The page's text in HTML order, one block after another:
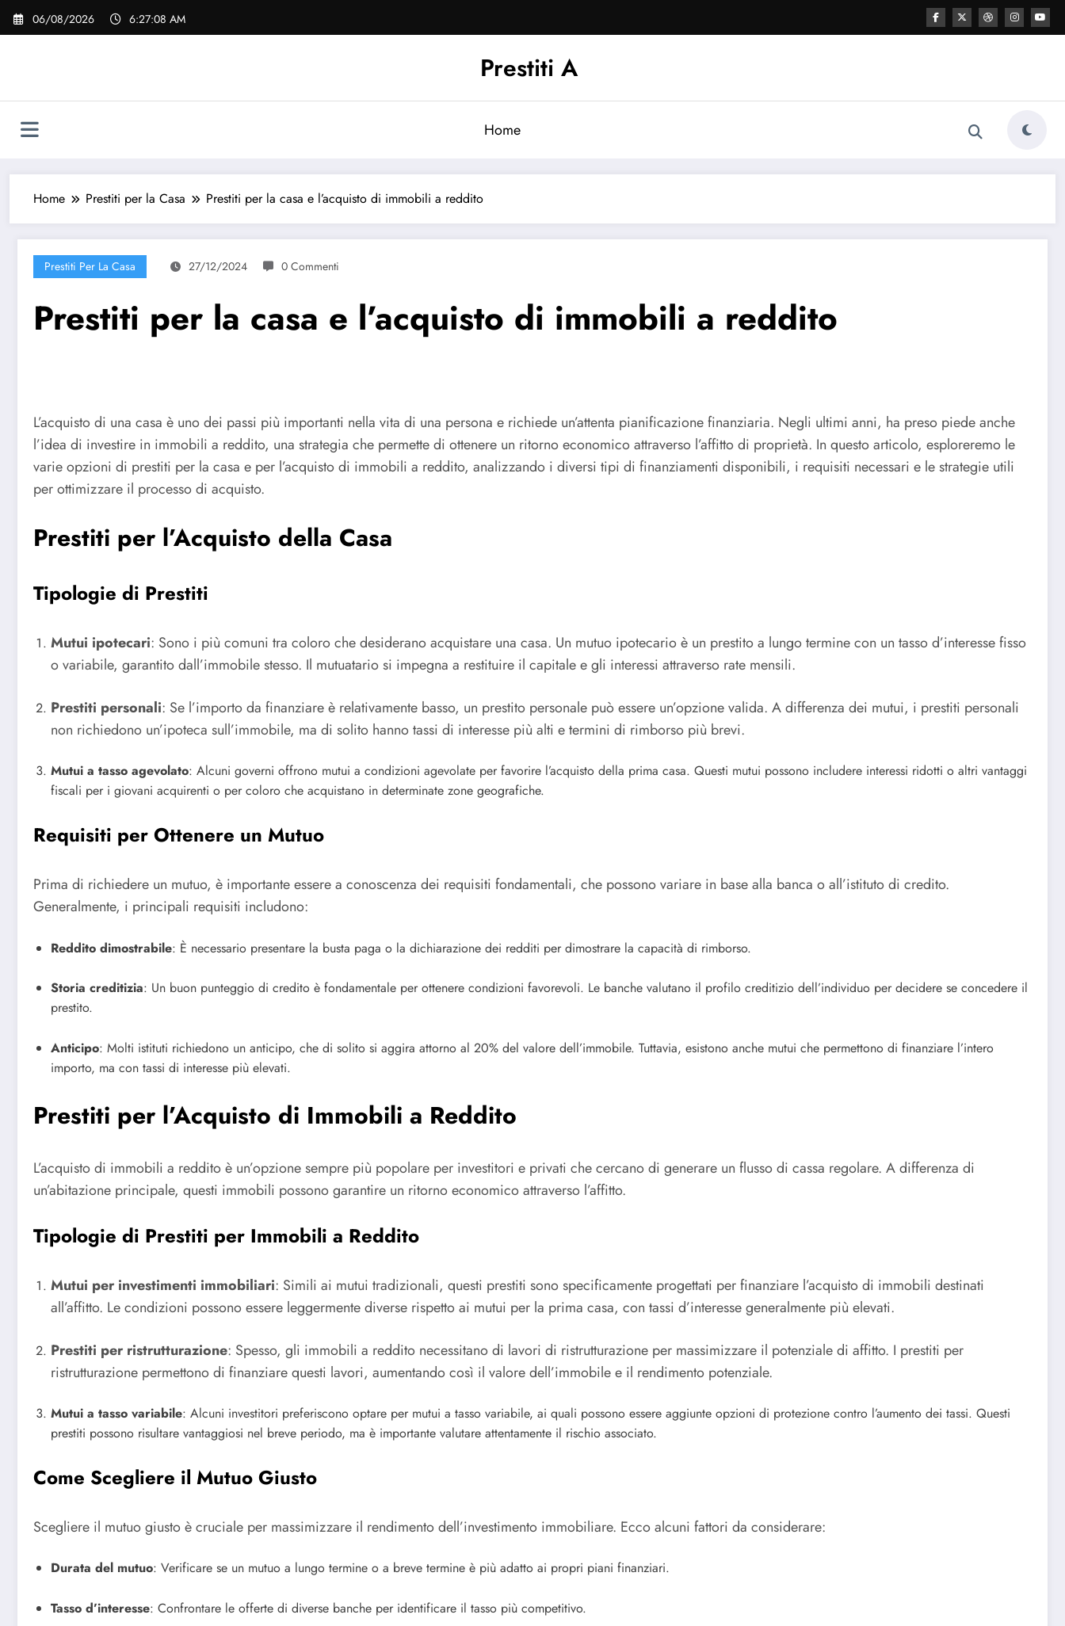
Vai
06/08/2026 6:27:09 AM
Prestiti A
Home
Home Prestiti per la Casa Prestiti per la casa e l’acquisto di immobili a reddito
Prestiti Per La Casa 27/12/2024 0 Commenti
Prestiti per la casa e l’acquisto di immobili a reddito
L’acquisto di una casa è uno dei passi più importanti nella vita di una persona e richiede un’attenta pianificazione finanziaria. Negli ultimi anni, ha preso piede anche
l’idea di investire in immobili a reddito, una strategia che permette di ottenere un ritorno economico attraverso l’affitto di proprietà. In questo articolo, esploreremo le
varie opzioni di prestiti per la casa e per l’acquisto di immobili a reddito, analizzando i diversi tipi di finanziamenti disponibili, i requisiti necessari e le strategie utili
per ottimizzare il processo di acquisto.
Prestiti per l’Acquisto della Casa
Tipologie di Prestiti
Mutui ipotecari: Sono i più comuni tra coloro che desiderano acquistare una casa. Un mutuo ipotecario è un prestito a lungo termine con un tasso d’interesse fisso
o variabile, garantito dall’immobile stesso. Il mutuatario si impegna a restituire il capitale e gli interessi attraverso rate mensili.
Prestiti personali: Se l’importo da finanziare è relativamente basso, un prestito personale può essere un’opzione valida. A differenza dei mutui, i prestiti personali
non richiedono un’ipoteca sull’immobile, ma di solito hanno tassi di interesse più alti e termini di rimborso più brevi.
Mutui a tasso agevolato: Alcuni governi offrono mutui a condizioni agevolate per favorire l’acquisto della prima casa. Questi mutui possono includere interessi ridotti o altri vantaggi
fiscali per i giovani acquirenti o per coloro che acquistano in determinate zone geografiche.
Requisiti per Ottenere un Mutuo
Prima di richiedere un mutuo, è importante essere a conoscenza dei requisiti fondamentali, che possono variare in base alla banca o all’istituto di credito.
Generalmente, i principali requisiti includono:
Reddito dimostrabile: È necessario presentare la busta paga o la dichiarazione dei redditi per dimostrare la capacità di rimborso.
Storia creditizia: Un buon punteggio di credito è fondamentale per ottenere condizioni favorevoli. Le banche valutano il profilo creditizio dell’individuo per decidere se concedere il
prestito.
Anticipo: Molti istituti richiedono un anticipo, che di solito si aggira attorno al 20% del valore dell’immobile. Tuttavia, esistono anche mutui che permettono di finanziare l’intero
importo, ma con tassi di interesse più elevati.
Prestiti per l’Acquisto di Immobili a Reddito
L’acquisto di immobili a reddito è un’opzione sempre più popolare per investitori e privati che cercano di generare un flusso di cassa regolare. A differenza di
un’abitazione principale, questi immobili possono garantire un ritorno economico attraverso l’affitto.
Tipologie di Prestiti per Immobili a Reddito
Mutui per investimenti immobiliari: Simili ai mutui tradizionali, questi prestiti sono specificamente progettati per finanziare l’acquisto di immobili destinati
all’affitto. Le condizioni possono essere leggermente diverse rispetto ai mutui per la prima casa, con tassi d’interesse generalmente più elevati.
Prestiti per ristrutturazione: Spesso, gli immobili a reddito necessitano di lavori di ristrutturazione per massimizzare il potenziale di affitto. I prestiti per
ristrutturazione permettono di finanziare questi lavori, aumentando così il valore dell’immobile e il rendimento potenziale.
Mutui a tasso variabile: Alcuni investitori preferiscono optare per mutui a tasso variabile, ai quali possono essere aggiunte opzioni di protezione contro l’aumento dei tassi. Questi
prestiti possono risultare vantaggiosi nel breve periodo, ma è importante valutare attentamente il rischio associato.
Come Scegliere il Mutuo Giusto
Scegliere il mutuo giusto è cruciale per massimizzare il rendimento dell’investimento immobiliare. Ecco alcuni fattori da considerare:
Durata del mutuo: Verificare se un mutuo a lungo termine o a breve termine è più adatto ai propri piani finanziari.
Tasso d’interesse: Confrontare le offerte di diverse banche per identificare il tasso più competitivo.